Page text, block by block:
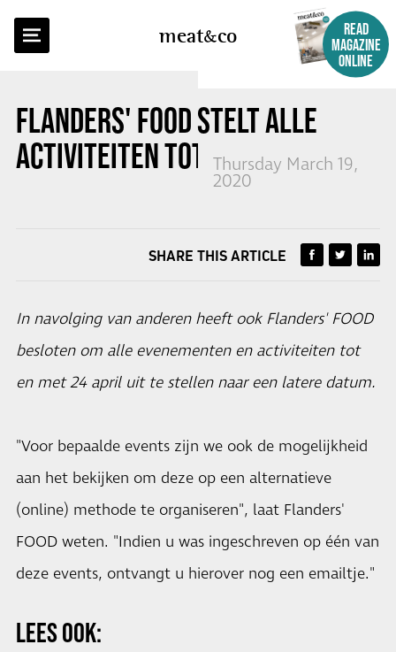
meatco
READ
MAGAZINE
ONLINE
FLANDERS' FOOD STELT ALLE
ACTIVITEITEN TOT 24 APRIL UIT
Thursday March 19,
2020
BACK TO OVERVIEW
SHARE THIS ARTICLE
In navolging van anderen heeft ook Flanders' FOOD
besloten om alle evenementen en activiteiten tot
en met 24 april uit te stellen naar een latere datum.
"Voor bepaalde events zijn we ook de mogelijkheid
aan het bekijken om deze op een alternatieve
(online) methode te organiseren", laat Flanders'
FOOD weten. "Indien u was ingeschreven op één van
deze events, ontvangt u hierover nog een emailtje."
LEES OOK: